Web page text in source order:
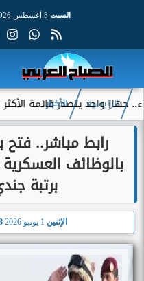
السبت
يتصدر قائمة الأكثر
الرئيسية الأخبار
رابط مباشر.. فتح
بالوظائف
برتبة
الإثنين